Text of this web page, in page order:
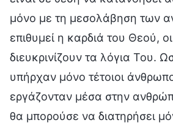
μόνο με τη μεσολάβηση των
επιθυμεί η καρδιά του Θεού, οι
διευκρινίζουν τα λόγια Του.
υπήρχαν μόνο τέτοιοι
εργάζονταν μέσα στην
θα μπορούσε να διατηρήσει